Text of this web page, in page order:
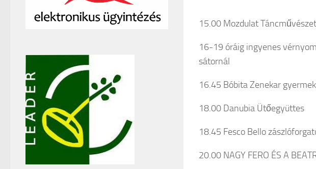
15.00 Mozdulat
16-19 óráig ingyenes
sátornál
16.45 Bóbita Zenekar
18.00 Danubia Ütőegyüttes
18.45 Fesco Bello
20.00 NAGY FERO ÉS A